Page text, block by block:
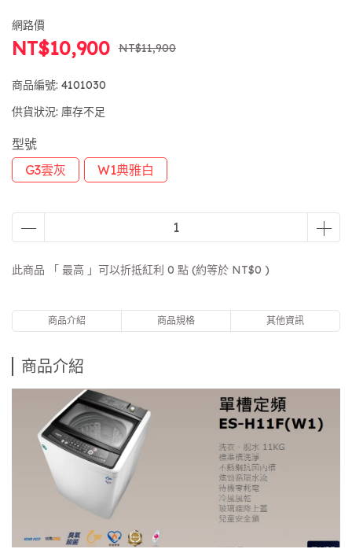
網路價
NT$10,900 NT$11,900
商品編號: 4101030
供貨狀況: 庫存不足
型號
G3雲灰
W1典雅白
此商品 「 最高 」可以折抵紅利 0 點 (約等於 NT$0 )
商品介紹 商品規格 其他資訊
商品介紹